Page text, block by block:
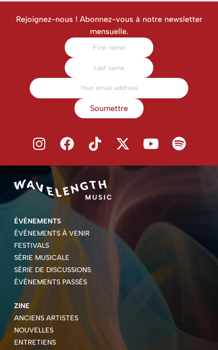
Rejoignez-nous ! Abonnez-vous à notre newsletter
mensuelle.
Soumettre
ÉVÉNEMENTS
ÉVÉNEMENTS À VENIR
FESTIVALS
SÉRIE MUSICALE
SÉRIE DE DISCUSSIONS
ÉVÉNEMENTS PASSÉS
ZINE
ANCIENS ARTISTES
NOUVELLES
ENTRETIENS